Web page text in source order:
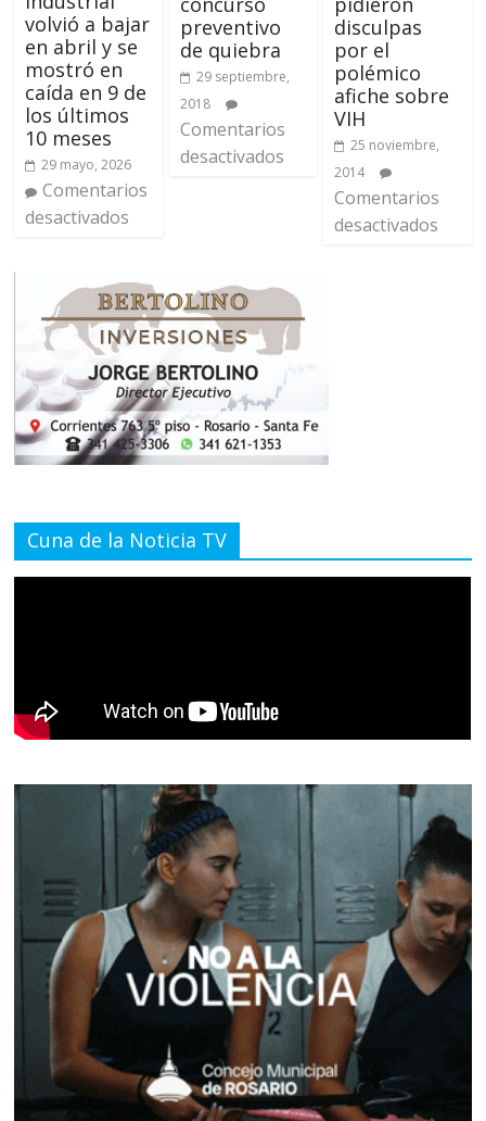
volvió a bajar
en abril y se
mostró en
caída en 9 de
los últimos
10 meses
29 mayo, 2026
Comentarios
desactivados
preventivo
de quiebra
29 septiembre,
2018
Comentarios
desactivados
disculpas
por el
polémico
afiche sobre
VIH
25 noviembre,
2014
Comentarios
desactivados
Cuna de la Noticia TV